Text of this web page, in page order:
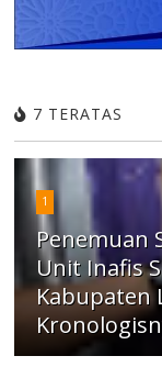
7 TERATAS
1
Penemuan
Unit Inafis
Kabupaten